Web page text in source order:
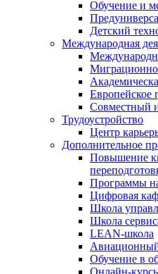
Обучение и
Детский
Международная
Европейское
Трудоустройство
Центр
Дополнительное
Повышение
Программы
Цифровая
Школа
Школа
LEAN-школа
Обучение в